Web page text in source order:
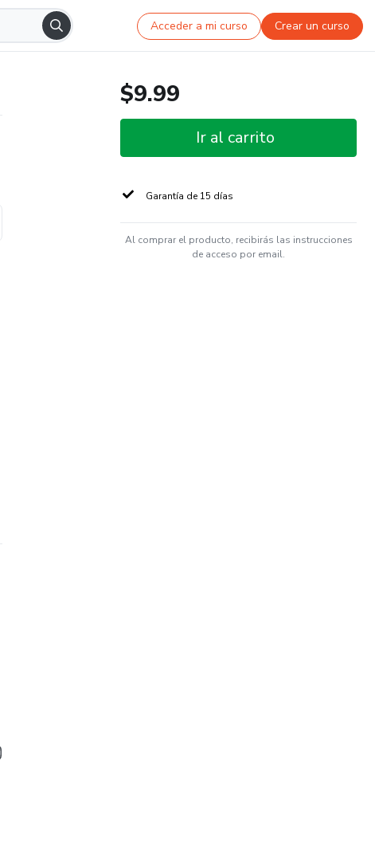
Acceder a mi curso Crear un curso
$9.99
Ir al carrito
Garantía de 15 días
Al comprar el producto, recibirás las instrucciones
de acceso por email.